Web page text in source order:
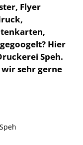
Flyer
Hier
Speh.
sehr gerne